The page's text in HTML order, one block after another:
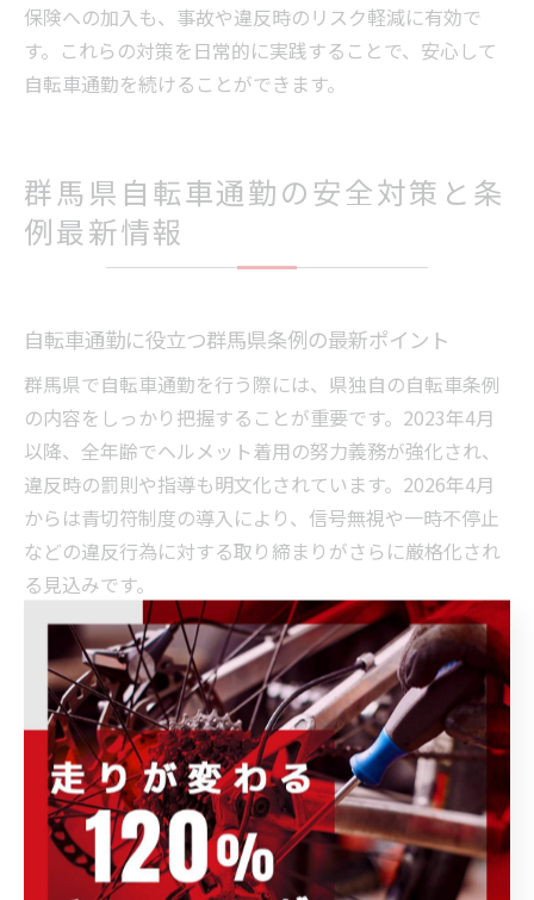
保険への加入も、事故や違反時のリスク軽減に有効で
す。これらの対策を日常的に実践することで、安心して
自転車通勤を続けることができます。
群馬県自転車通勤の安全対策と条
例最新情報
自転車通勤に役立つ群馬県条例の最新ポイント
群馬県で自転車通勤を行う際には、県独自の自転車条例
の内容をしっかり把握することが重要です。2023年4月
以降、全年齢でヘルメット着用の努力義務が強化され、
違反時の罰則や指導も明文化されています。2026年4月
からは青切符制度の導入により、信号無視や一時不停止
などの違反行為に対する取り締まりがさらに厳格化され
る見込みです。
また、群馬県では自転車の夜間ライト点灯義務、傘差し
運転やイヤホン使用の禁止、歩道走行時の徐行など、全
国的な道路交通法に加えて県独自の細則が設けられてい
ます。とくに「群馬県 自転車 イヤホン」や「群馬県 自
転車 取り締まり」といった検索が増えていることから
も、日常の通勤時に違反しやすいポイントを再確認する
ことが求められます。
条例遵守のためには、公式サイトや自治体窓口を通じて